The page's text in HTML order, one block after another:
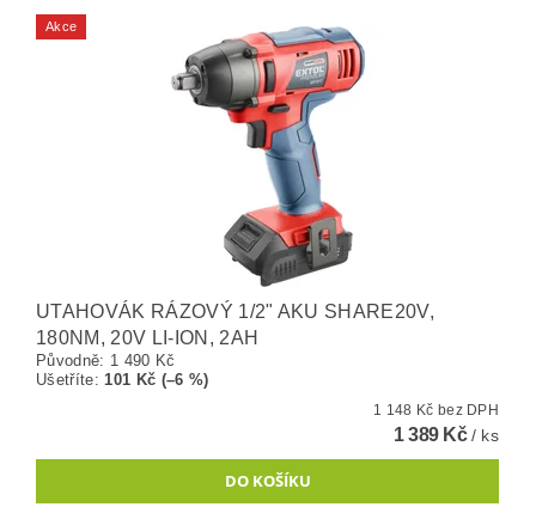
Akce
UTAHOVÁK RÁZOVÝ 1/2" AKU SHARE20V,
180NM, 20V LI-ION, 2AH
Původně: 1 490 Kč
Ušetříte: 101 Kč (–6 %)
1 148 Kč bez DPH
1 389 Kč/ ks